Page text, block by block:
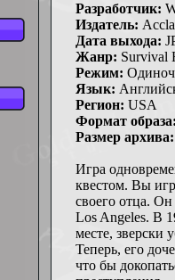
Разработчик:
Издатель:
Дата выхода:
Жанр: Survival
Режим:
Язык:
Регион: USA
Формат образа:
Размер архива:
Игра
квестом. Вы
своего отца.
Los Angeles. В
месте, зверски
Теперь, его
что бы